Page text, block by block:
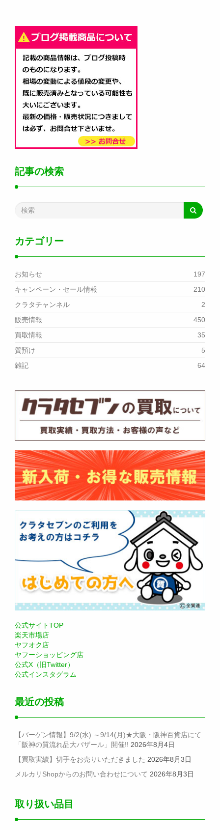
記事の検索
カテゴリー
お知らせ
197
キャンペーン・セール情報
210
クラタチャンネル
2
販売情報
450
買取情報
35
質預け
5
雑記
64
公式サイトTOP
楽天市場店
ヤフオク店
ヤフーショッピング店
公式X（旧Twitter）
公式インスタグラム
最近の投稿
【バーゲン情報】9/2(水) ～9/14(月)★大阪・阪神百貨店にて
「阪神の質流れ品大バザール」開催!! 2026年8月4日
【買取実績】切手をお売りいただきました 2026年8月3日
メルカリShopからのお問い合わせについて 2026年8月3日
取り扱い品目